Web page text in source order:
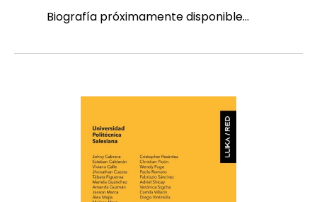
Masculino
Biografía próximamente disponible...